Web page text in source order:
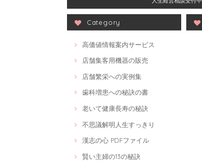
Category
高価値情報案内サービス
店舗集客用機器の販売
店舗繁栄への実例集
歯科増患への秘訣の書
老いて健康長寿の秘訣
不思議解明人生すっきり
漢志の心 PDFファイル
賢い主婦の13の秘訣